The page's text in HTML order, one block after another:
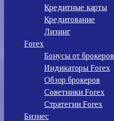
Кредитные карты
Кредитование
Лизинг
Forex
Бонусы от брокеров
Индикаторы Forex
Обзор брокеров
Советники Forex
Стратегии Forex
Бизнес